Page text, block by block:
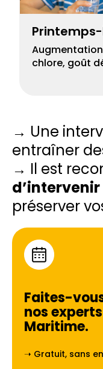
chlore, goût
→ Une
entraîner
→ Il est
préserver
Faites-
nos
Maritime.
➝ Gratuit, sans